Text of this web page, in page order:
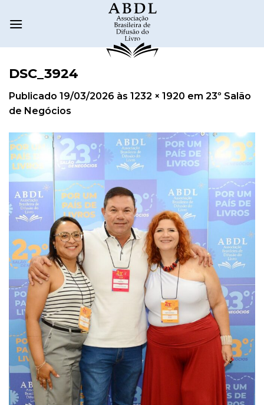
DSC_3924
Publicado 19/03/2026 às 1232 × 1920 em 23º Salão
de Negócios